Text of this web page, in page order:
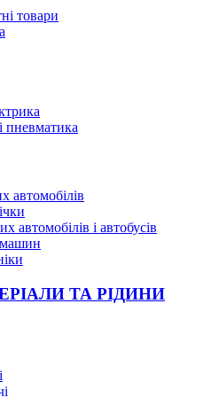
товари
пневматика
автомобілів
і автобусів
ТА РІДИНИ